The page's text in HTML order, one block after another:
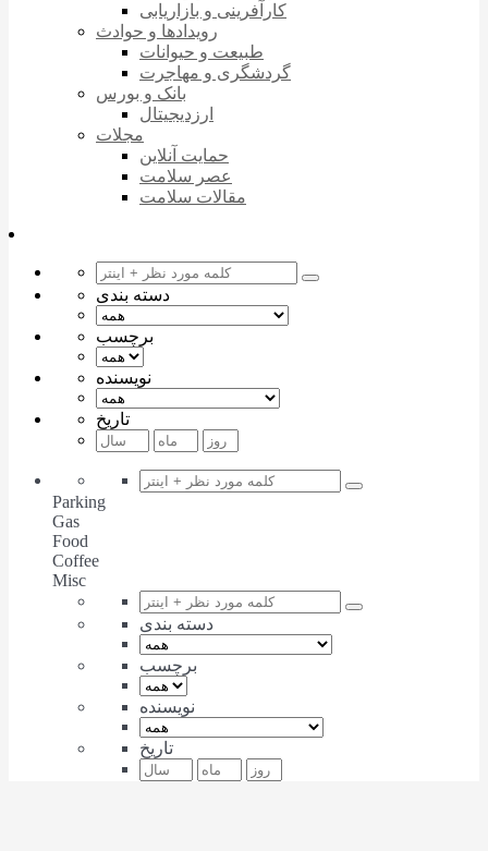
کارآفرینی و بازاریابی
رویدادها و حوادث
طبیعت و حیوانات
گردشگری و مهاجرت
بانک و بورس
ارزدیجیتال
مجلات
حمایت آنلاین
عصر سلامت
مقالات سلامت
دسته بندی
برچسب
نویسنده
تاریخ
Parking
Gas
Food
Coffee
Misc
دسته بندی
برچسب
نویسنده
تاریخ